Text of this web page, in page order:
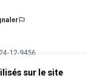
sur le site
12-9456